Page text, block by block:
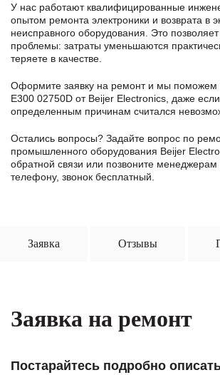
У нас работают квалифицированные
опытом ремонта электроники и возврата в
неисправного оборудования. Это
проблемы: затраты уменьшаются
теряете в качестве.
Оформите заявку на ремонт и мы поможем
E300 02750D от Beijer Electronics, даже
определенным причинам считался
Остались вопросы? Задайте вопрос по
промышленного оборудования Beijer
обратной связи или позвоните менеджерам
телефону, звонок бесплатный.
Заявка Отзывы
Заявка на ремонт
Постарайтесь подробно